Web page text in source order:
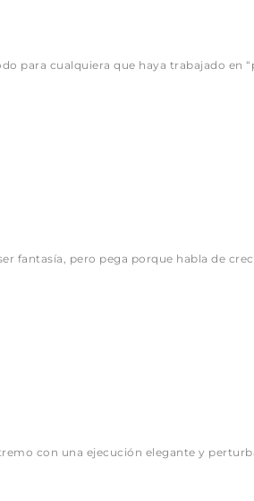
para cualquiera que haya trabajado en
fantasía, pero pega porque habla de
con una ejecución elegante y